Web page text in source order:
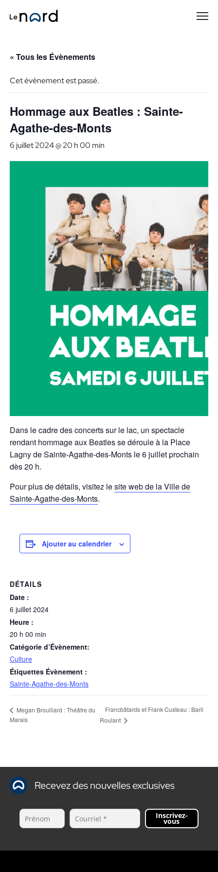
« Tous les Évènements
Cet évènement est passé.
Hommage aux Beatles : Sainte-
Agathe-des-Monts
6 juillet 2024 @ 20 h 00 min
Dans le cadre des concerts sur le lac, un spectacle
rendant hommage aux Beatles se déroule à la Place
Lagny de Sainte-Agathe-des-Monts le 6 juillet prochain
dès 20 h.
Pour plus de détails, visitez lesite web de la Ville de
Sainte-Agathe-des-Monts.
Ajouter au calendrier
DÉTAILS
Date :
6 juillet 2024
Heure :
20 h 00 min
Catégorie d’Évènement:
Culture
Étiquettes Évènement :
Sainte-Agathe-des-Monts
Megan Brouillard : Théâtre du
Marais
Francbâtards et Frank Custeau : Baril
Roulant
Recevez des nouvelles exclusives
Inscrivez-
vous